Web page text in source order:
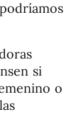
si
o